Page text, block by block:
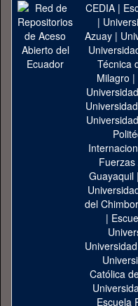
CEDIA|
|
Azuay|
Técnica
Milagro |
Guayaquil|
del
|
Católica
Escuela